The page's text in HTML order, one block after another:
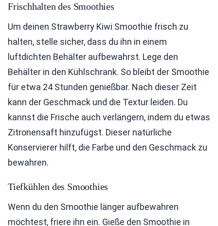
Frischhalten des Smoothies
Um deinen Strawberry Kiwi Smoothie frisch zu
halten, stelle sicher, dass du ihn in einem
luftdichten Behälter aufbewahrst. Lege den
Behälter in den Kühlschrank. So bleibt der Smoothie
für etwa 24 Stunden genießbar. Nach dieser Zeit
kann der Geschmack und die Textur leiden. Du
kannst die Frische auch verlängern, indem du etwas
Zitronensaft hinzufügst. Dieser natürliche
Konservierer hilft, die Farbe und den Geschmack zu
bewahren.
Tiefkühlen des Smoothies
Wenn du den Smoothie länger aufbewahren
möchtest, friere ihn ein. Gieße den Smoothie in